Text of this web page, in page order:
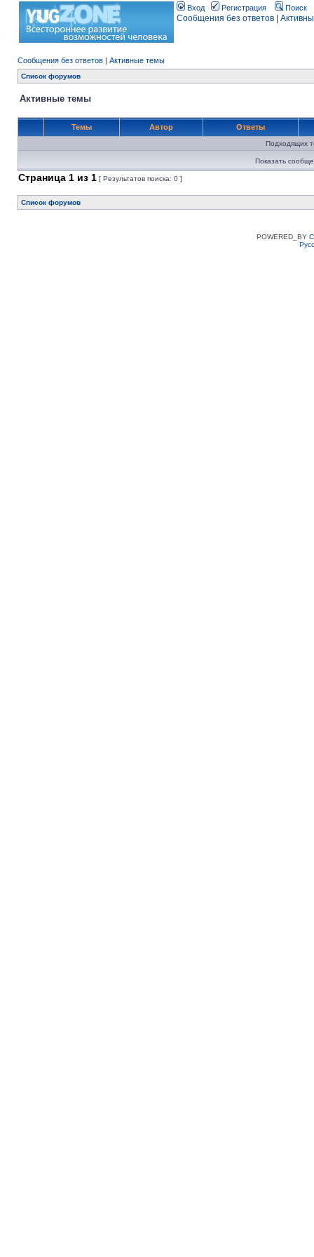
Вход Регистрация Поиск
Сообщения без ответов
Сообщения без ответов | Активные темы
Список форумов
Активные темы
Темы Автор Ответы
Подходящих
Показать
Страница 1 из 1 [ Результатов поиска: 0 ]
Список форумов
POWERED_BY